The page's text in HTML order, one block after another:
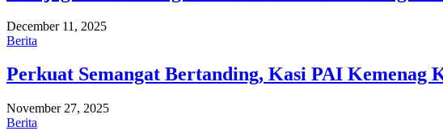
December 11, 2025
Berita
Perkuat Semangat Bertanding, Kasi PAI Kemenag
November 27, 2025
Berita